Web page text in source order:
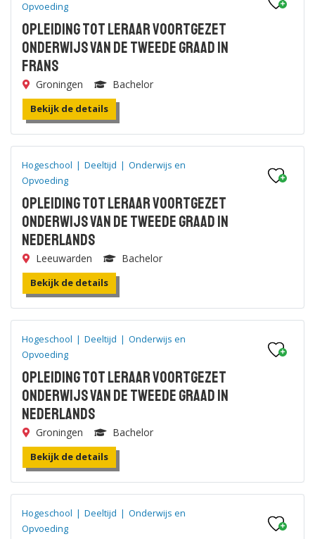
Opvoeding
Opleiding tot leraar voortgezet
onderwijs van de tweede graad in
Frans
Groningen Bachelor
Bekijk de details
Hogeschool | Deeltijd | Onderwijs en
Opvoeding
Opleiding tot leraar voortgezet
onderwijs van de tweede graad in
Nederlands
Leeuwarden Bachelor
Bekijk de details
Hogeschool | Deeltijd | Onderwijs en
Opvoeding
Opleiding tot leraar voortgezet
onderwijs van de tweede graad in
Nederlands
Groningen Bachelor
Bekijk de details
Hogeschool | Deeltijd | Onderwijs en
Opvoeding